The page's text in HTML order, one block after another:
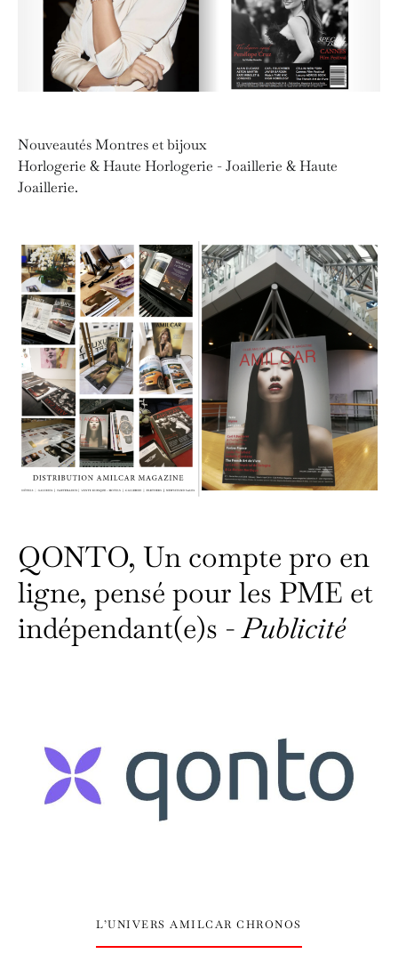
Nouveautés Montres et bijoux
Horlogerie & Haute Horlogerie - Joaillerie & Haute
Joaillerie.
QONTO, Un compte pro en
ligne, pensé pour les PME et
indépendant(e)s -Publicité
L’UNIVERS AMILCAR CHRONOS